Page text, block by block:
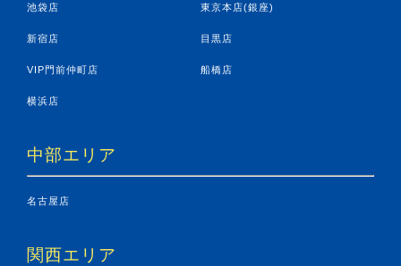
池袋店 東京本店(銀座)
新宿店 目黒店
VIP門前仲町店 船橋店
横浜店
中部エリア
名古屋店
関西エリア